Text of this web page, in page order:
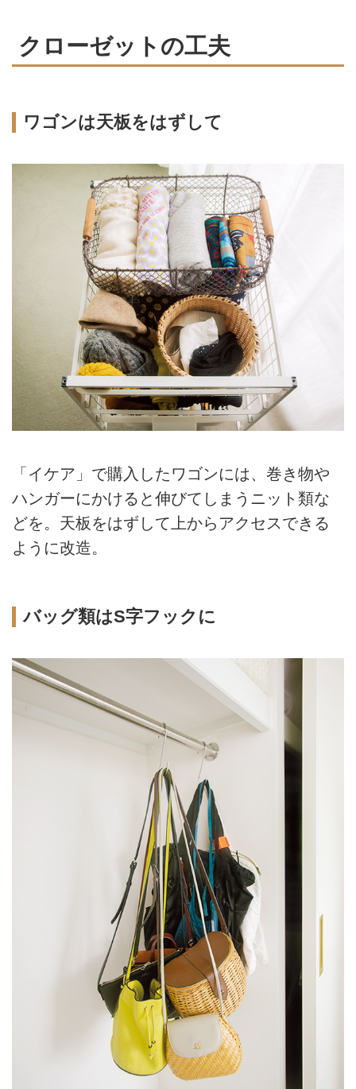
クローゼットの工夫
ワゴンは天板をはずして
「イケア」で購入したワゴンには、巻き物や
ハンガーにかけると伸びてしまうニット類な
どを。天板をはずして上からアクセスできる
ように改造。
バッグ類はS字フックに